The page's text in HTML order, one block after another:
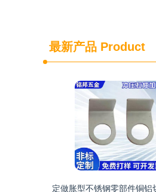
最新产品 Product